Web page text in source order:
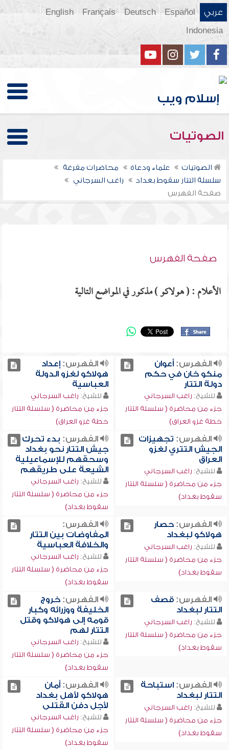
عربي Español
Deutsch
Français
English
Indonesia
الصوتيات
الصوتيات علماء ودعاة
محاضرات مفرغة
سلسلة التتار سقوط بغداد
راغب السرجاني
صفحة الفهرس
صفحة الفهرس
الأعلام : ( هولاكو ) مذكور في المواضع التالية
الفهرس:أعوان
منكو خان في حكم
دولة التتار
للشيخ: راغب السرجاني
جزء من محاضرة ( سلسلة التتار
خطة غزو العراق)
الفهرس:إعداد
هولاكو لغزو الدولة
العباسية
للشيخ: راغب السرجاني
جزء من محاضرة ( سلسلة التتار
خطة غزو العراق)
الفهرس: تجهيزات
الجيش التتري لغزو
العراق
للشيخ: راغب السرجاني
جزء من محاضرة ( سلسلة التتار
سقوط بغداد)
الفهرس: بدء تحرك
جيش التتار نحو بغداد
وسحقهم للإسماعيلية
الشيعة على طريقهم
للشيخ: راغب السرجاني
جزء من محاضرة ( سلسلة التتار
سقوط بغداد)
الفهرس:حصار
هولاكو لبغداد
للشيخ: راغب السرجاني
جزء من محاضرة ( سلسلة التتار
سقوط بغداد)
الفهرس:
المفاوضات بين التتار
والخلافة العباسية
للشيخ: راغب السرجاني
جزء من محاضرة ( سلسلة التتار
سقوط بغداد)
الفهرس:قصف
التتار لبغداد
للشيخ: راغب السرجاني
جزء من محاضرة ( سلسلة التتار
سقوط بغداد)
الفهرس:خروج
الخليفة ووزرائه وكبار
قومه إلى هولاكو وقتل
التتار لهم
للشيخ: راغب السرجاني
جزء من محاضرة ( سلسلة التتار
سقوط بغداد)
الفهرس:استباحة
التتار لبغداد
للشيخ: راغب السرجاني
جزء من محاضرة ( سلسلة التتار
سقوط بغداد)
الفهرس:أمان
هولاكو لأهل بغداد
لأجل دفن القتلى
للشيخ: راغب السرجاني
جزء من محاضرة ( سلسلة التتار
سقوط بغداد)